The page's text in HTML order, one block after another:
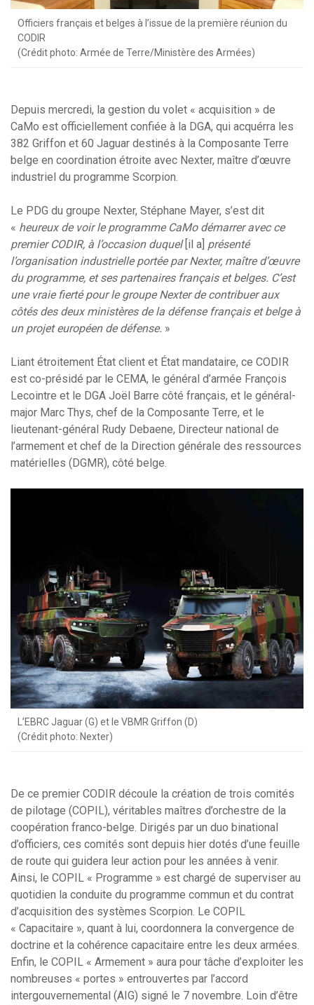
Officiers français et belges à l’issue de la première réunion du
CODIR
(Crédit photo: Armée de Terre/Ministère des Armées)
Depuis mercredi, la gestion du volet « acquisition » de
CaMo est officiellement confiée à la DGA, qui acquérra les
382 Griffon et 60 Jaguar destinés à la Composante Terre
belge en coordination étroite avec Nexter, maître d’œuvre
industriel du programme Scorpion.
Le PDG du groupe Nexter, Stéphane Mayer, s’est dit
« heureux de voir le programme CaMo démarrer avec ce
premier CODIR, à l’occasion duquel[il a] présenté
l’organisation industrielle portée par Nexter, maître d’œuvre
du programme, et ses partenaires français et belges. C’est
une vraie fierté pour le groupe Nexter de contribuer aux
côtés des deux ministères de la défense français et belge à
un projet européen de défense. »
Liant étroitement État client et État mandataire, ce CODIR
est co-présidé par le CEMA, le général d’armée François
Lecointre et le DGA Joël Barre côté français, et le général-
major Marc Thys, chef de la Composante Terre, et le
lieutenant-général Rudy Debaene, Directeur national de
l’armement et chef de la Direction générale des ressources
matérielles (DGMR), côté belge.
L’EBRC Jaguar (G) et le VBMR Griffon (D)
(Crédit photo: Nexter)
De ce premier CODIR découle la création de trois comités
de pilotage (COPIL), véritables maîtres d’orchestre de la
coopération franco-belge. Dirigés par un duo binational
d’officiers, ces comités sont depuis hier dotés d’une feuille
de route qui guidera leur action pour les années à venir.
Ainsi, le COPIL « Programme » est chargé de superviser au
quotidien la conduite du programme commun et du contrat
d’acquisition des systèmes Scorpion. Le COPIL
« Capacitaire », quant à lui, coordonnera la convergence de
doctrine et la cohérence capacitaire entre les deux armées.
Enfin, le COPIL « Armement » aura pour tâche d’exploiter les
nombreuses « portes » entrouvertes par l’accord
intergouvernemental (AIG) signé le 7 novembre. Loin d’être